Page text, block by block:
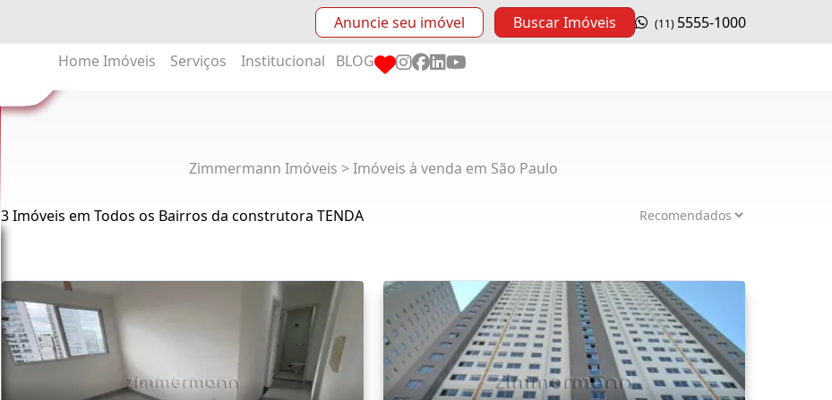
Anuncie seu imóvel Buscar Imóveis (11) 5555-1000
Home Imóveis Serviços Institucional BLOG
Zimmermann Imóveis > Imóveis à venda em São Paulo
3 Imóveis em Todos os Bairros da construtora TENDA